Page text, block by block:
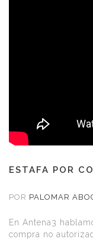
ESTAFA POR
POR PALOMAR
En Antena3
compra no